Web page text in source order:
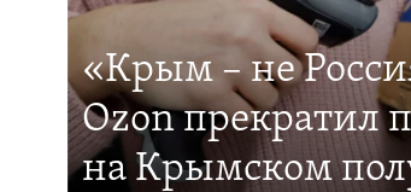
«Крым – не
Ozon прекратил
на Крымском